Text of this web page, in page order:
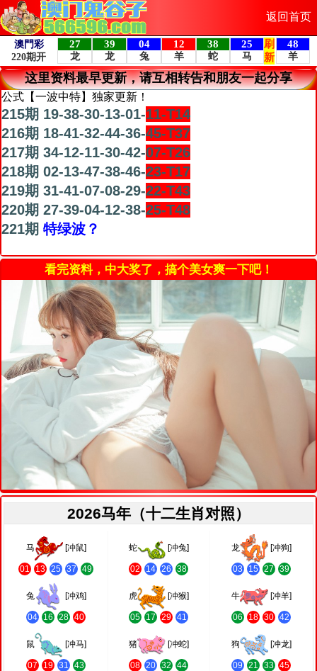
返回首页
这里资料最早更新，请互相转告和朋友一起分享
公式【一波中特】独家更新！
215期 19-38-30-13-01-11-T14
216期 18-41-32-44-36-45-T37
217期 34-12-11-30-42-07-T26
218期 02-13-47-38-46-23-T17
219期 31-41-07-08-29-22-T43
220期 27-39-04-12-38-25-T48
221期 特绿波？
看完资料，中大奖了，搞个美女爽一下吧！
2026马年（十二生肖对照）
马 [冲鼠]
01 13 25 37 49
蛇 [冲兔]
02 14 26 38
龙 [冲狗]
03 15 27 39
兔 [冲鸡]
04 16 28 40
虎 [冲猴]
05 17 29 41
牛 [冲羊]
06 18 30 42
鼠 [冲马]
07 19 31 43
猪 [冲蛇]
08 20 32 44
狗 [冲龙]
09 21 33 45